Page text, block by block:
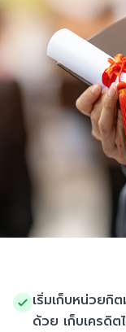
เริ่มเก็บหน่วยกิ
ด้วย เก็บเครดิ